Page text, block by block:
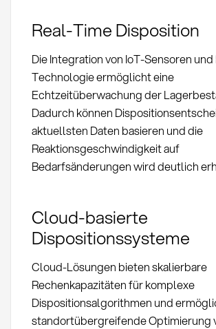
Real-Time Disposition
Die Integration von IoT-Sensoren und
Technologie ermöglicht eine
Echtzeitüberwachung der
Dadurch können
aktuellsten Daten basieren und die
Reaktionsgeschwindigkeit auf
Bedarfsänderungen wird deutlich
Cloud-basierte
Dispositionssysteme
Cloud-Lösungen bieten skalierbare
Rechenkapazitäten für komplexe
Dispositionsalgorithmen und
standortübergreifende Optimierung